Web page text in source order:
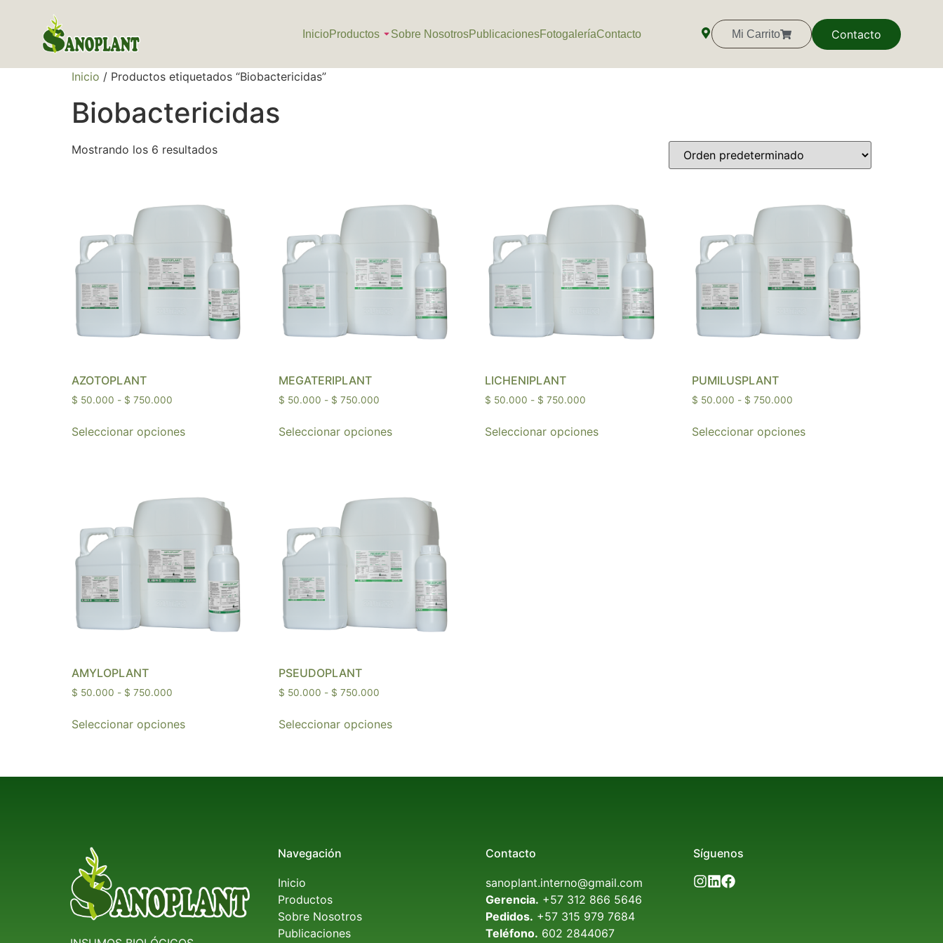
InicioProductos Sobre NosotrosPublicacionesFotogaleríaContacto Mi Carrito Contacto
Inicio / Productos etiquetados “Biobactericidas”
Biobactericidas
Mostrando los 6 resultados
AZOTOPLANT
$ 50.000 - $ 750.000
Seleccionar opciones
MEGATERIPLANT
$ 50.000 - $ 750.000
Seleccionar opciones
LICHENIPLANT
$ 50.000 - $ 750.000
Seleccionar opciones
PUMILUSPLANT
$ 50.000 - $ 750.000
Seleccionar opciones
AMYLOPLANT
$ 50.000 - $ 750.000
Seleccionar opciones
PSEUDOPLANT
$ 50.000 - $ 750.000
Seleccionar opciones
Navegación
Inicio
Productos
Sobre Nosotros
Publicaciones
Contacto
sanoplant.interno@gmail.com
Gerencia. +57 312 866 5646
Pedidos. +57 315 979 7684
Teléfono. 602 2844067
Síguenos